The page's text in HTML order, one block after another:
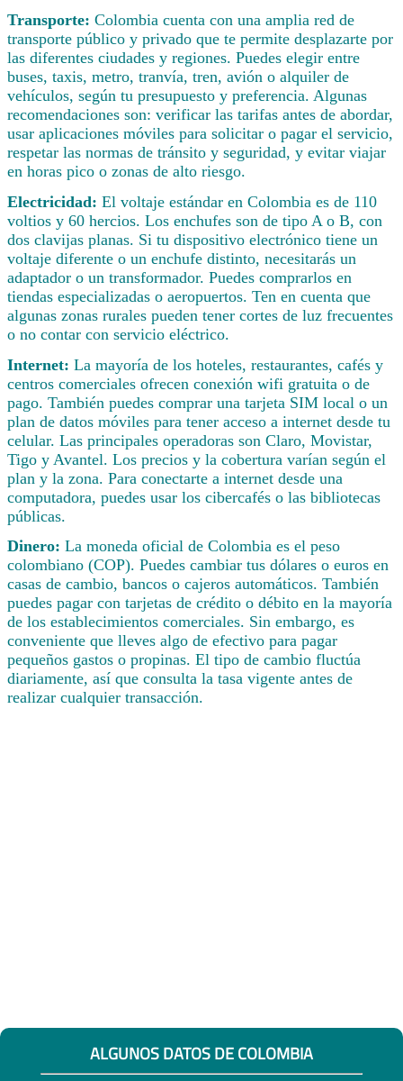
Transporte: Colombia cuenta con una amplia red de
transporte público y privado que te permite desplazarte por
las diferentes ciudades y regiones. Puedes elegir entre
buses, taxis, metro, tranvía, tren, avión o alquiler de
vehículos, según tu presupuesto y preferencia. Algunas
recomendaciones son: verificar las tarifas antes de abordar,
usar aplicaciones móviles para solicitar o pagar el servicio,
respetar las normas de tránsito y seguridad, y evitar viajar
en horas pico o zonas de alto riesgo.
Electricidad: El voltaje estándar en Colombia es de 110
voltios y 60 hercios. Los enchufes son de tipo A o B, con
dos clavijas planas. Si tu dispositivo electrónico tiene un
voltaje diferente o un enchufe distinto, necesitarás un
adaptador o un transformador. Puedes comprarlos en
tiendas especializadas o aeropuertos. Ten en cuenta que
algunas zonas rurales pueden tener cortes de luz frecuentes
o no contar con servicio eléctrico.
Internet: La mayoría de los hoteles, restaurantes, cafés y
centros comerciales ofrecen conexión wifi gratuita o de
pago. También puedes comprar una tarjeta SIM local o un
plan de datos móviles para tener acceso a internet desde tu
celular. Las principales operadoras son Claro, Movistar,
Tigo y Avantel. Los precios y la cobertura varían según el
plan y la zona. Para conectarte a internet desde una
computadora, puedes usar los cibercafés o las bibliotecas
públicas.
Dinero: La moneda oficial de Colombia es el peso
colombiano (COP). Puedes cambiar tus dólares o euros en
casas de cambio, bancos o cajeros automáticos. También
puedes pagar con tarjetas de crédito o débito en la mayoría
de los establecimientos comerciales. Sin embargo, es
conveniente que lleves algo de efectivo para pagar
pequeños gastos o propinas. El tipo de cambio fluctúa
diariamente, así que consulta la tasa vigente antes de
realizar cualquier transacción.
ALGUNOS DATOS DE COLOMBIA